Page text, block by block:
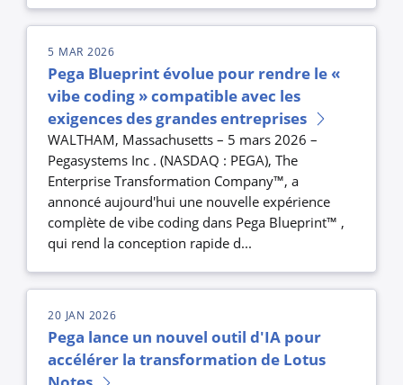
5 MAR 2026
Pega Blueprint évolue pour rendre le «
vibe coding » compatible avec les
exigences des grandes entreprises
WALTHAM, Massachusetts – 5 mars 2026 –
Pegasystems Inc . (NASDAQ : PEGA), The
Enterprise Transformation Company™, a
annoncé aujourd'hui une nouvelle expérience
complète de vibe coding dans Pega Blueprint™ ,
qui rend la conception rapide d...
20 JAN 2026
Pega lance un nouvel outil d'IA pour
accélérer la transformation de Lotus